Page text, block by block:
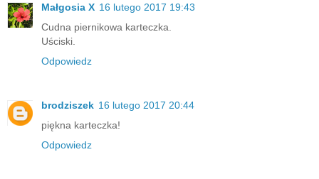
Małgosia X 16 lutego 2017 19:43
Cudna piernikowa karteczka.
Uściski.
Odpowiedz
brodziszek 16 lutego 2017 20:44
piękna karteczka!
Odpowiedz